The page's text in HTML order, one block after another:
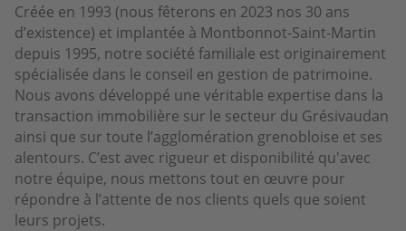
Créée en 1993 (nous fêterons en 2023 nos 30 ans
d’existence) et implantée à Montbonnot-Saint-Martin
depuis 1995, notre société familiale est originairement
spécialisée dans le conseil en gestion de patrimoine.
Nous avons développé une véritable expertise dans la
transaction immobilière sur le secteur du Grésivaudan
ainsi que sur toute l’agglomération grenobloise et ses
alentours. C’est avec rigueur et disponibilité qu'avec
notre équipe, nous mettons tout en œuvre pour
répondre à l’attente de nos clients quels que soient
leurs projets.